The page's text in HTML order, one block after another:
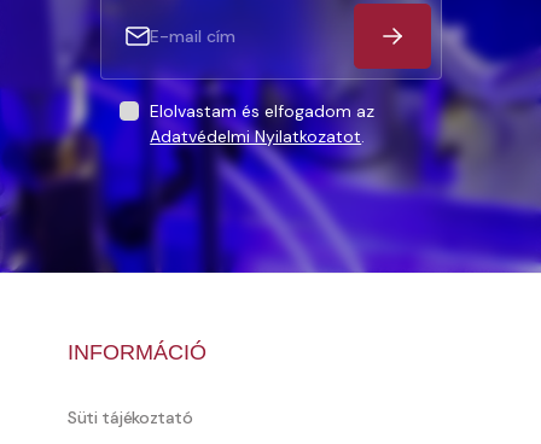
Elolvastam és elfogadom az
Adatvédelmi Nyilatkozatot.
INFORMÁCIÓ
Süti tájékoztató